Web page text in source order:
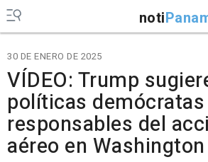
noti
30 DE ENERO DE 2025
VÍDEO: Trump
políticas
responsables del
aéreo en Washington